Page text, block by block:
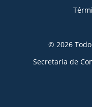
© 2026
Secretaría de